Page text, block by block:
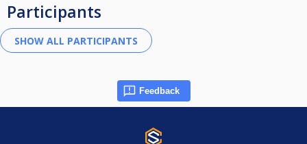
Participants
Feedback